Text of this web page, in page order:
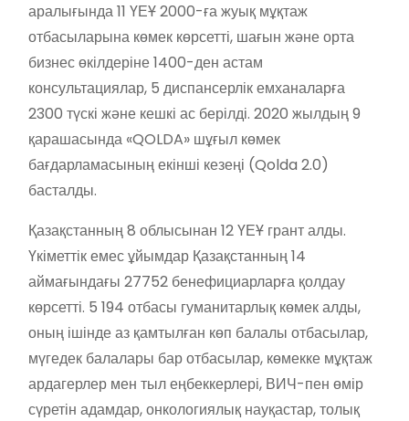
аралығында 11 ҮЕҰ 2000-ға жуық мұқтаж
отбасыларына көмек көрсетті, шағын және орта
бизнес өкілдеріне 1400-ден астам
консультациялар, 5 диспансерлік емханаларға
2300 түскі және кешкі ас берілді. 2020 жылдың 9
қарашасында «QOLDA» шұғыл көмек
бағдарламасының екінші кезеңі (Qolda 2.0)
басталды.
Қазақстанның 8 облысынан 12 ҮЕҰ грант алды.
Үкіметтік емес ұйымдар Қазақстанның 14
аймағындағы 27752 бенефициарларға қолдау
көрсетті. 5 194 отбасы гуманитарлық көмек алды,
оның ішінде аз қамтылған көп балалы отбасылар,
мүгедек балалары бар отбасылар, көмекке мұқтаж
ардагерлер мен тыл еңбеккерлері, ВИЧ-пен өмір
сүретін адамдар, онкологиялық науқастар, толық